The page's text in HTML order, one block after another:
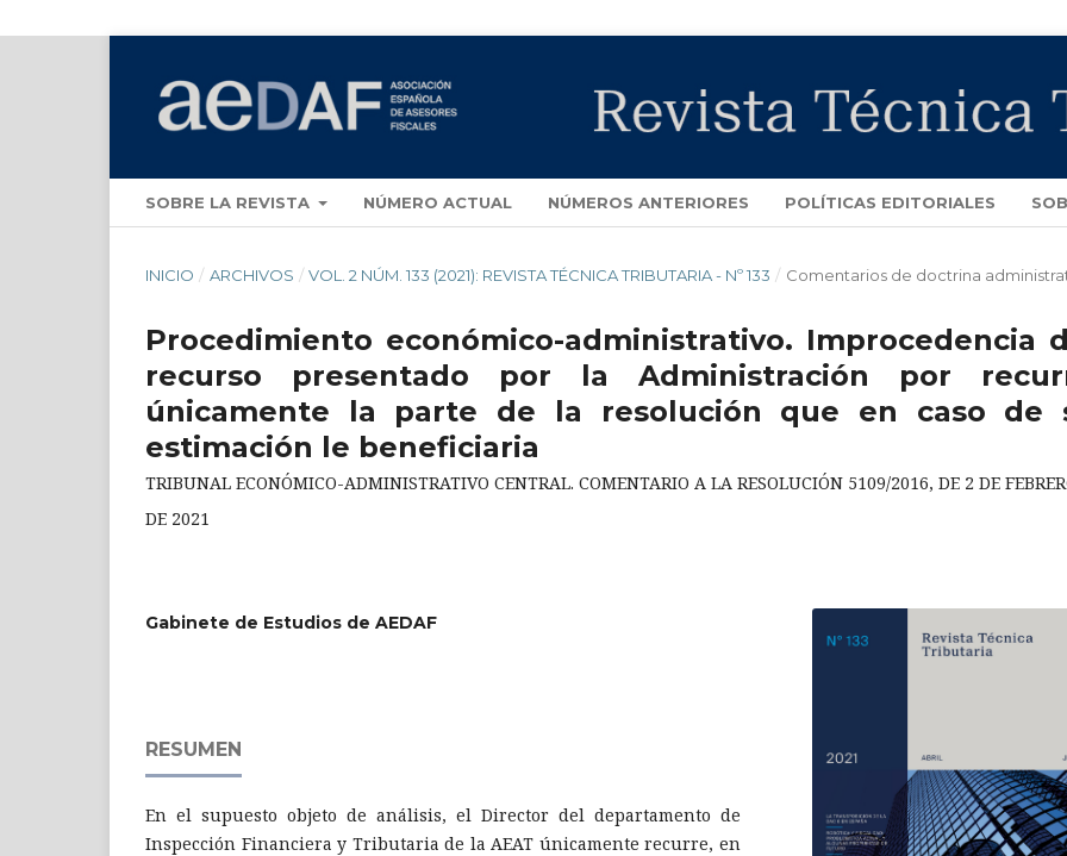
SOBRE LA REVISTA NÚMERO ACTUAL NÚMEROS ANTERIORES POLÍTICAS EDITORIALES
INICIO / ARCHIVOS / VOL. 2 NÚM. 133 (2021): REVISTA TÉCNICA TRIBUTARIA - Nº 133 / Comentarios de doctrina
Procedimiento económico-administrativo. Improcedencia
recurso presentado por la Administración por
únicamente la parte de la resolución que en caso de
estimación le beneficiaria
TRIBUNAL ECONÓMICO-ADMINISTRATIVO CENTRAL. COMENTARIO A LA RESOLUCIÓN 5109/2016, DE 2 DE
DE 2021
Gabinete de Estudios de AEDAF
RESUMEN
En el supuesto objeto de análisis, el Director del departamento de
Inspección Financiera y Tributaria de la AEAT únicamente recurre, en